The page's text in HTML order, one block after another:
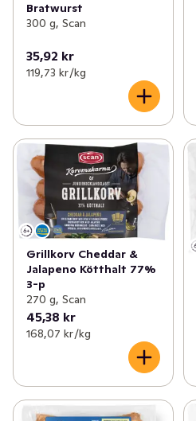
Bratwurst
300 g, Scan
35,92 kr
119,73 kr /kg
Grillkorv Cheddar &
Jalapeno Kötthalt 77%
3-p
270 g, Scan
45,38 kr
168,07 kr /kg